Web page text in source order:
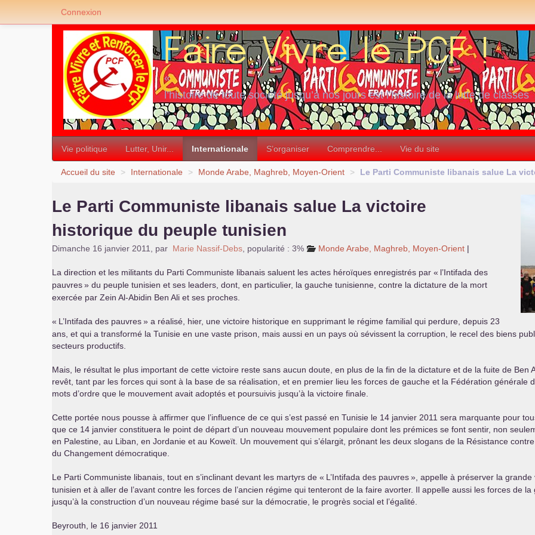
«
l’histoire de toute société jusqu’à nos jours est l’histoire de la lutte de classes
»
Vie politique Lutter, Unir... Internationale S’organiser Comprendre... Vie du site
Accueil du site > Internationale > Monde Arabe, Maghreb, Moyen-Orient > Le Parti Communiste libanais salue La
Le Parti Communiste libanais salue La victoire
historique du peuple tunisien
Dimanche 16 janvier 2011 par Marie Nassif-Debs popularité : 3% Monde Arabe, Maghreb, Moyen-Orient |
La direction et les militants du Parti Communiste libanais saluent les actes héroïques enregistrés par « l’Intifada des
pauvres» du peuple tunisien et ses leaders, dont, en particulier, la gauche tunisienne, contre la dictature de la mort
exercée par Zein Al-Abidin Ben Ali et ses proches.
« L’Intifada des pauvres» a réalisé, hier, une victoire historique en supprimant le régime familial qui perdure, depuis 23
ans, et qui a transformé la Tunisie en une vaste prison, mais aussi en un pays où sévissent la corruption, le recel des biens
secteurs productifs.
Mais, le résultat le plus important de cette victoire reste sans aucun doute, en plus de la fin de la dictature et de la fuite de Ben
revêt, tant par les forces qui sont à la base de sa réalisation, et en premier lieu les forces de gauche et la Fédération générale
mots d’ordre que le mouvement avait adoptés et poursuivis jusqu’à la victoire finale.
Cette portée nous pousse à affirmer que l’influence de ce qui s’est passé en Tunisie le 14 janvier 2011 sera marquante pour
que ce 14 janvier constituera le point de départ d’un nouveau mouvement populaire dont les prémices se font sentir, non
en Palestine, au Liban, en Jordanie et au Koweït. Un mouvement qui s’élargit, prônant les deux slogans de la Résistance
du Changement démocratique.
Le Parti Communiste libanais, tout en s’inclinant devant les martyrs de « L’Intifada des pauvres», appelle à préserver la
tunisien et à aller de l’avant contre les forces de l’ancien régime qui tenteront de la faire avorter. Il appelle aussi les forces de
jusqu’à la construction d’un nouveau régime basé sur la démocratie, le progrès social et l’égalité.
Beyrouth, le 16 janvier 2011
Connexion